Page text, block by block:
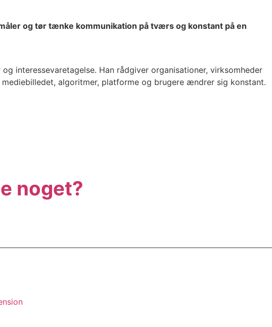
og tør tænke kommunikation på tværs og konstant på en
interessevaretagelse. Han rådgiver organisationer, virksomheder
algoritmer, platforme og brugere ændrer sig konstant.
noget?